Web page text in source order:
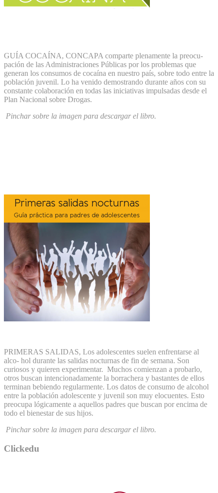
GUÍA COCAÍNA, CONCAPA comparte plenamente la preocu-
pación de las Administraciones Públicas por los problemas que
generan los consumos de cocaína en nuestro país, sobre todo entre la
población juvenil. Lo ha venido demostrando durante años con su
constante colaboración en todas las iniciativas impulsadas desde el
Plan Nacional sobre Drogas.
Pinchar sobre la imagen para descargar el libro.
PRIMERAS SALIDAS, Los adolescentes suelen enfrentarse al
alco- hol durante las salidas nocturnas de fin de semana. Son
curiosos y quieren experimentar. Muchos comienzan a probarlo,
otros buscan intencionadamente la borrachera y bastantes de ellos
terminan bebiendo regularmente. Los datos de consumo de alcohol
entre la población adolescente y juvenil son muy elocuentes. Esto
preocupa lógicamente a aquellos padres que buscan por encima de
todo el bienestar de sus hijos.
Pinchar sobre la imagen para descargar el libro.
Clickedu